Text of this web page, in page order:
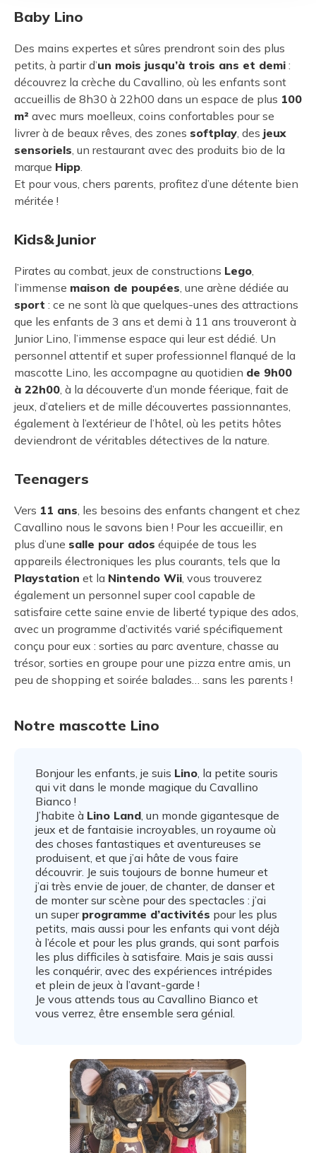
Baby Lino
Des mains expertes et sûres prendront soin des plus
petits, à partir d’un mois jusqu’à trois ans et demi :
découvrez la crèche du Cavallino, où les enfants sont
accueillis de 8h30 à 22h00 dans un espace de plus 100
m² avec murs moelleux, coins confortables pour se
livrer à de beaux rêves, des zones softplay , des jeux
sensoriels , un restaurant avec des produits bio de la
marque Hipp
Et pour vous, chers parents, profitez d’une détente bien
méritée !
Kids&Junior
Pirates au combat, jeux de constructions Lego
l’immense maison de poupées , une arène dédiée au
sport : ce ne sont là que quelques-unes des attractions
que les enfants de 3 ans et demi à 11 ans trouveront à
Junior Lino, l’immense espace qui leur est dédié. Un
personnel attentif et super professionnel flanqué de la
mascotte Lino, les accompagne au quotidien de 9h00
à 22h00 , à la découverte d’un monde féerique, fait de
jeux, d’ateliers et de mille découvertes passionnantes,
également à l’extérieur de l’hôtel, où les petits hôtes
deviendront de véritables détectives de la nature.
Teenagers
Vers 11 ans , les besoins des enfants changent et chez
Cavallino nous le savons bien ! Pour les accueillir, en
plus d’une salle pour ados équipée de tous les
appareils électroniques les plus courants, tels que la
Playstation et la Nintendo Wii , vous trouverez
également un personnel super cool capable de
satisfaire cette saine envie de liberté typique des ados,
avec un programme d’activités varié spécifiquement
conçu pour eux : sorties au parc aventure, chasse au
trésor, sorties en groupe pour une pizza entre amis, un
peu de shopping et soirée balades… sans les parents !
Notre mascotte Lino
Bonjour les enfants, je suis Lino , la petite souris
qui vit dans le monde magique du Cavallino
Bianco !
J’habite à Lino Land , un monde gigantesque de
jeux et de fantaisie incroyables, un royaume où
des choses fantastiques et aventureuses se
produisent, et que j’ai hâte de vous faire
découvrir. Je suis toujours de bonne humeur et
j’ai très envie de jouer, de chanter, de danser et
de monter sur scène pour des spectacles : j’ai
un super programme d’activités pour les plus
petits, mais aussi pour les enfants qui vont déjà
à l’école et pour les plus grands, qui sont parfois
les plus difficiles à satisfaire. Mais je sais aussi
les conquérir, avec des expériences intrépides
et plein de jeux à l’avant-garde !
Je vous attends tous au Cavallino Bianco et
vous verrez, être ensemble sera génial.